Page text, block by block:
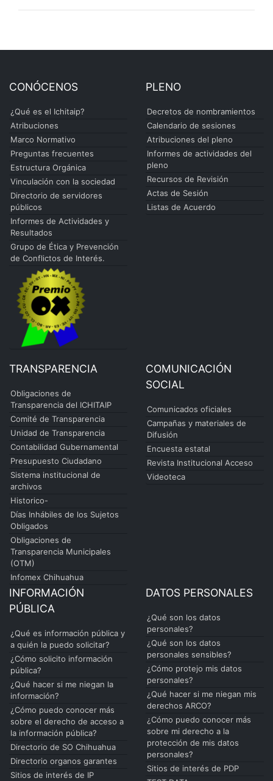
CONÓCENOS
¿Qué es el Ichitaip?
Atribuciones
Marco Normativo
Preguntas frecuentes
Estructura Orgánica
Vinculación con la sociedad
Directorio de servidores
públicos
Informes de Actividades y
Resultados
Grupo de Ética y Prevención
de Conflictos de Interés.
PLENO
Decretos de nombramientos
Calendario de sesiones
Atribuciones del pleno
Informes de actividades del
pleno
Recursos de Revisión
Actas de Sesión
Listas de Acuerdo
TRANSPARENCIA
Obligaciones de
Transparencia del ICHITAIP
Comité de Transparencia
Unidad de Transparencia
Contabilidad Gubernamental
Presupuesto Ciudadano
Sistema institucional de
archivos
Historico-
Días Inhábiles de los Sujetos
Obligados
Obligaciones de
Transparencia Municipales
(OTM)
Infomex Chihuahua
COMUNICACIÓN
SOCIAL
Comunicados oficiales
Campañas y materiales de
Difusión
Encuesta estatal
Revista Institucional Acceso
Videoteca
INFORMACIÓN
PÚBLICA
¿Qué es información pública y
a quién la puedo solicitar?
¿Cómo solicito información
pública?
¿Qué hacer si me niegan la
información?
¿Cómo puedo conocer más
sobre el derecho de acceso a
la información pública?
Directorio de SO Chihuahua
Directorio organos garantes
Sitios de interés de IP
DATOS PERSONALES
¿Qué son los datos
personales?
¿Qué son los datos
personales sensibles?
¿Cómo protejo mis datos
personales?
¿Qué hacer si me niegan mis
derechos ARCO?
¿Cómo puedo conocer más
sobre mi derecho a la
protección de mis datos
personales?
Sitios de interés de PDP